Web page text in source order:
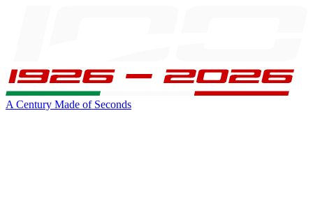
A Century Made of Seconds